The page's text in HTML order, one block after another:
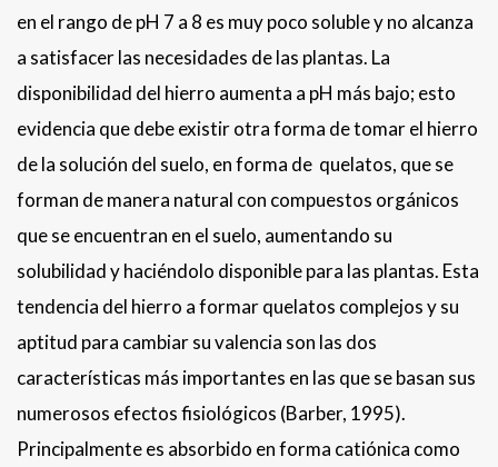
en el rango de pH 7 a 8 es muy poco soluble y no alcanza
a satisfacer las necesidades de las plantas. La
disponibilidad del hierro aumenta a pH más bajo; esto
evidencia que debe existir otra forma de tomar el hierro
de la solución del suelo, en forma de quelatos, que se
forman de manera natural con compuestos orgánicos
que se encuentran en el suelo, aumentando su
solubilidad y haciéndolo disponible para las plantas. Esta
tendencia del hierro a formar quelatos complejos y su
aptitud para cambiar su valencia son las dos
características más importantes en las que se basan sus
numerosos efectos fisiológicos (Barber, 1995).
Principalmente es absorbido en forma catiónica como